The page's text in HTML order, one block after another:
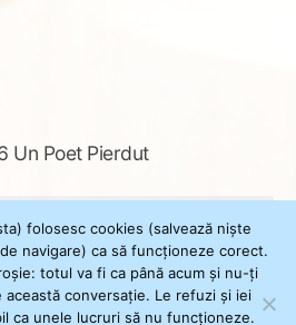
Un Poet Pierdut
folosesc cookies (salvează niște
navigare) ca să funcționeze corect.
totul va fi ca până acum și nu-ți
această conversație. Le refuzi și iei
ca unele lucruri să nu funcționeze.